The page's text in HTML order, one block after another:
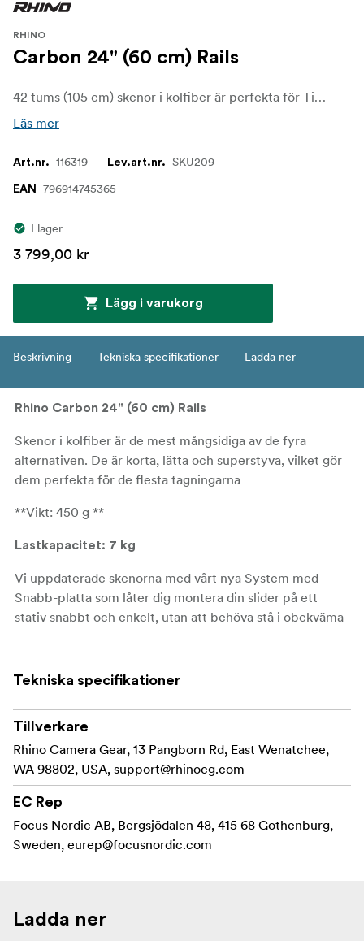
RHINO
Carbon 24" (60 cm) Rails
42 tums (105 cm) skenor i kolfiber är perfekta för Time-laps tagningar samt längre intervjuer.
Läs mer
Art.nr. 116319 Lev.art.nr. SKU209
EAN 796914745365
I lager
3 799,00 kr
Lägg i varukorg
Beskrivning Tekniska specifikationer Ladda ner
Rhino Carbon 24" (60 cm) Rails
Skenor i kolfiber är de mest mångsidiga av de fyra
alternativen. De är korta, lätta och superstyva, vilket gör
dem perfekta för de flesta tagningarna
**Vikt: 450 g **
Lastkapacitet: 7 kg
Vi uppdaterade skenorna med vårt nya System med
Snabb-platta som låter dig montera din slider på ett
stativ snabbt och enkelt, utan att behöva stå i obekväma
Ultralätt
Kolfiber i allra bästa kvalitet
Inkluderar det nya Tripod Quick Mount Systemet
Innnehåller:
24 tum(60 cm) skenor i kolfiber
Tekniska specifikationer
Tillverkare
Rhino Camera Gear, 13 Pangborn Rd, East Wenatchee,
WA 98802, USA, support@rhinocg.com
EC Rep
Focus Nordic AB, Bergsjödalen 48, 415 68 Gothenburg,
Sweden, eurep@focusnordic.com
Ladda ner